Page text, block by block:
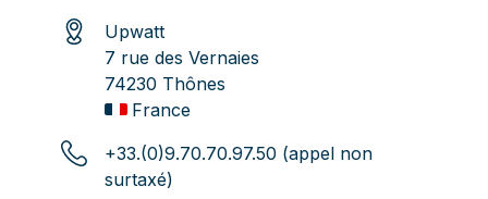
Upwatt
7 rue des Vernaies
74230 Thônes
France
+33.(0)9.70.70.97.50 (appel non
surtaxé)